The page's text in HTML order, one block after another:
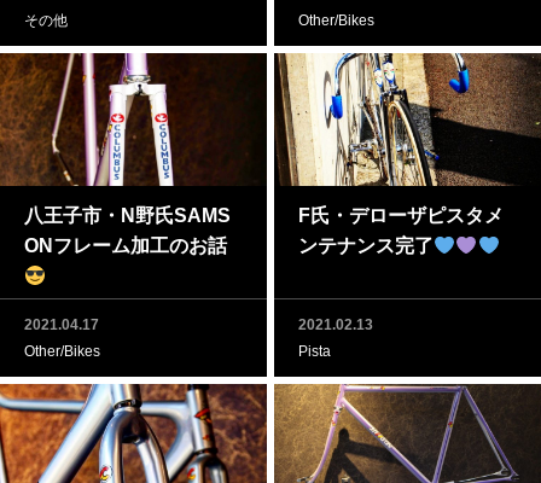
その他
Other/Bikes
八王子市・N野氏SAMS
ONフレーム加工のお話
2021.04.17
Other/Bikes
F氏・デローザピスタメ
ンテナンス完了
2021.02.13
Pista